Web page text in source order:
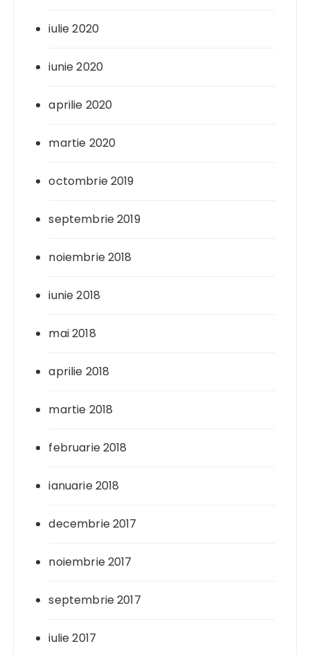
iulie 2020
iunie 2020
aprilie 2020
martie 2020
octombrie 2019
septembrie 2019
noiembrie 2018
iunie 2018
mai 2018
aprilie 2018
martie 2018
februarie 2018
ianuarie 2018
decembrie 2017
noiembrie 2017
septembrie 2017
iulie 2017